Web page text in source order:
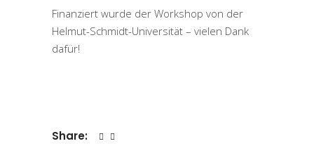
Finanziert wurde der Workshop von der
Helmut-Schmidt-Universität – vielen Dank
dafür!
Share: